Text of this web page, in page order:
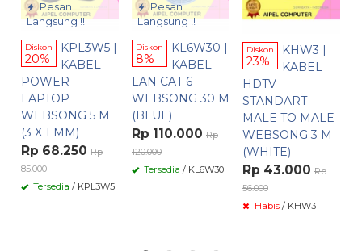
Pesan
Langsung !!
Diskon
20%
KPL3W5 |
KABEL
POWER
LAPTOP
WEBSONG 5 M
(3 X 1 MM)
Rp 68.250 Rp
85.000
Tersedia / KPL3W5
Pesan
Langsung !!
Diskon
8%
KL6W30 |
KABEL
LAN CAT 6
WEBSONG 30 M
(BLUE)
Rp 110.000 Rp
120.000
Tersedia / KL6W30
Diskon
23%
KHW3 |
KABEL
HDTV
STANDART
MALE TO MALE
WEBSONG 3 M
(WHITE)
Rp 43.000 Rp
56.000
Habis / KHW3